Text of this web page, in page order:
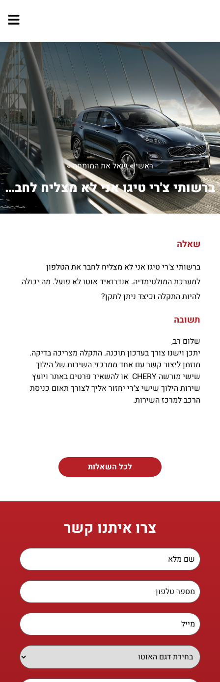
ראשי»שאל את המומחה»
ברשותי צ'רי טיגו אני לא מצליח לחבר את...
שאלה
ברשותי צ'רי טיגו אני לא מצליח לחבר את הטלפון
למערכת המולטימדיה. אנדרואיד אוטו לא פועל. מה יכולה
להיות התקלה וכיצד ניתן לתקן?
תשובה
שלום רב,
יתכן וישנו צורך בעדכון תוכנה. התקלה מצריכה בדיקה.
מוזמן ליצור קשר עם אחד ממרכזי השירות של הילוך
שישי מורשה CHERY או להשאיר פרטים באתר ויועץ
שירות הילוך שישי צ'רי יחזור אליך לצורך תאום כניסת
הרכב למרכז השירות.
לכל השאלות
צרו איתנו קשר